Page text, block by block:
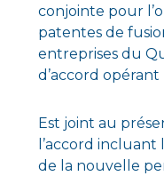
conjointe pour
patentes de
entreprises du
d’accord opérant
Est joint au
l’accord
de la nouvelle